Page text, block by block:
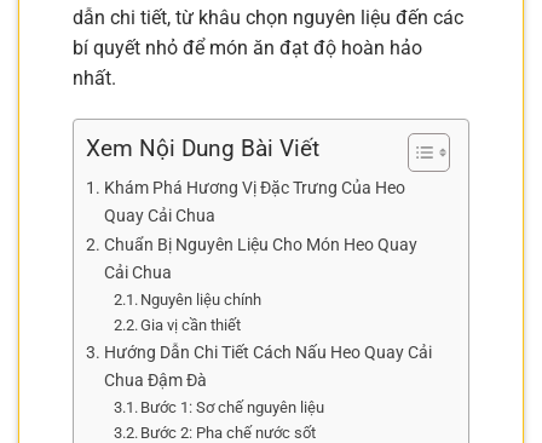
dẫn chi tiết, từ khâu chọn nguyên liệu đến các
bí quyết nhỏ để món ăn đạt độ hoàn hảo
nhất.
Xem Nội Dung Bài Viết
Khám Phá Hương Vị Đặc Trưng Của Heo
Quay Cải Chua
Chuẩn Bị Nguyên Liệu Cho Món Heo Quay
Cải Chua
Nguyên liệu chính
Gia vị cần thiết
Hướng Dẫn Chi Tiết Cách Nấu Heo Quay Cải
Chua Đậm Đà
Bước 1: Sơ chế nguyên liệu
Bước 2: Pha chế nước sốt